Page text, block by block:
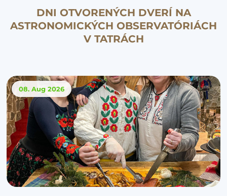
DNI OTVORENÝCH DVERÍ NA
ASTRONOMICKÝCH OBSERVATÓRIÁCH
V TATRÁCH
08. Aug 2026